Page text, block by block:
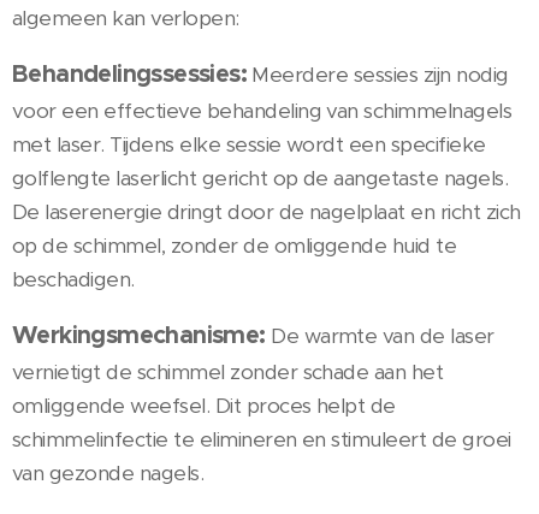
algemeen kan verlopen:
Behandelingssessies: Meerdere sessies zijn nodig
voor een effectieve behandeling van schimmelnagels
met laser. Tijdens elke sessie wordt een specifieke
golflengte laserlicht gericht op de aangetaste nagels.
De laserenergie dringt door de nagelplaat en richt zich
op de schimmel, zonder de omliggende huid te
beschadigen.
Werkingsmechanisme: De warmte van de laser
vernietigt de schimmel zonder schade aan het
omliggende weefsel. Dit proces helpt de
schimmelinfectie te elimineren en stimuleert de groei
van gezonde nagels.